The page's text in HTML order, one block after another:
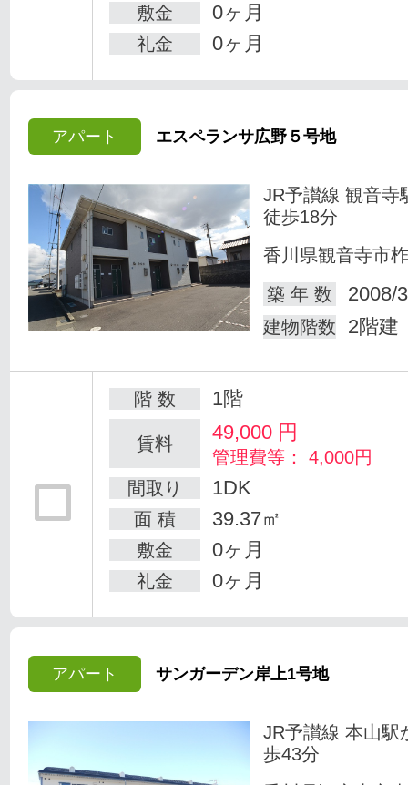
敷金 0ヶ月
礼金 0ヶ月
アパート エスペランサ広野５号地
JR予讃線 観音寺
徒歩18分
香川県観音寺市
築 年 数
2008/
建物階数 2階建
階 数 1階
賃料 49,000 円
管理費等： 4,000円
間取り
1DK
面 積 39.37㎡
敷金 0ヶ月
礼金 0ヶ月
アパート サンガーデン岸上1号地
JR予讃線 本山駅
歩43分